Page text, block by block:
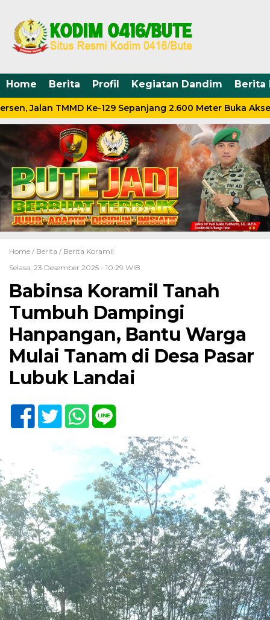
Home Berita Profil Kegiatan Dandim Berita
Jalan TMMD Ke-129 Sepanjang 2.600 Meter Buka
Home / Berita / Berita Koramil
Selasa, 23 Desember 2025 - 10:29 WIB
Babinsa Koramil Tanah
Tumbuh Dampingi
Hanpangan, Bantu Warga
Mulai Tanam di Desa Pasar
Lubuk Landai